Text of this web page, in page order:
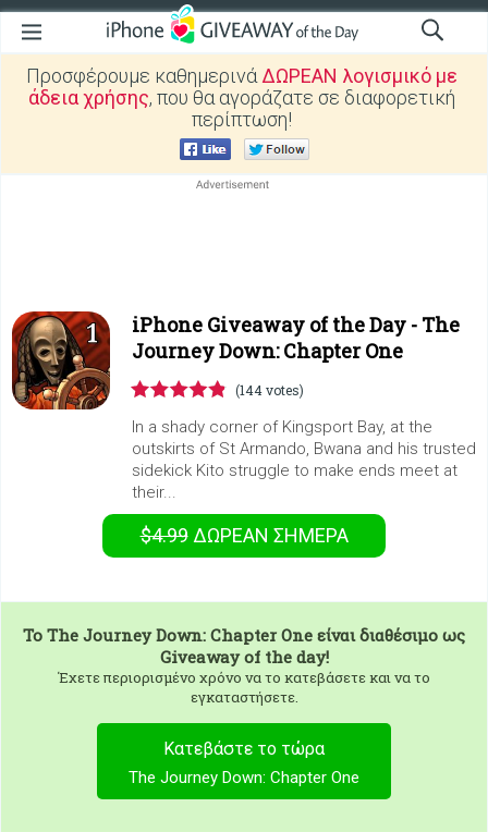
Προσφέρουμε καθημερινά ΔΩΡΕΑΝ λογισμικό με
άδεια χρήσης, που θα αγοράζατε σε διαφορετική
περίπτωση!
iPhone Giveaway of the Day - The
Journey Down: Chapter One
(144 votes)
In a shady corner of Kingsport Bay, at the
outskirts of St Armando, Bwana and his trusted
sidekick Kito struggle to make ends meet at
their...
$4.99 ΔΩΡΕΑΝ ΣΉΜΕΡΑ
To The Journey Down: Chapter One είναι διαθέσιμο ως
Giveaway of the day!
Έχετε περιορισμένο χρόνο να το κατεβάσετε και να το
εγκαταστήσετε.
Κατεβάστε το τώρα
The Journey Down: Chapter One